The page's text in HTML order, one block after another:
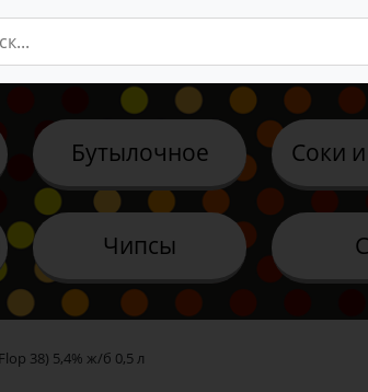
Бутылочное Соки
Чипсы
38) 5,4% ж/б 0,5 л